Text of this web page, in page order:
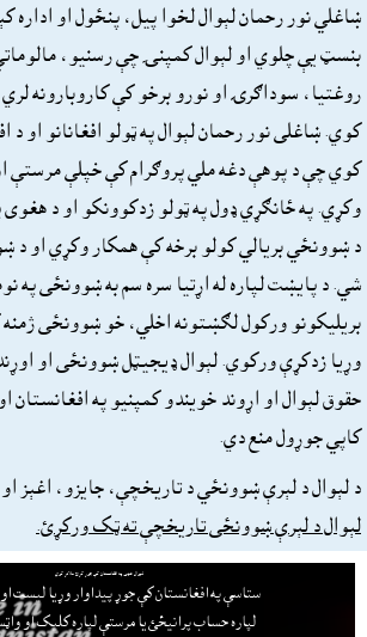
ښاغلي نور رحمان لېوال لخوا پيل، پنځول او اداره
بنسټ يې چلوي او لېوال کمپنۍ چې رسنيو،
روغتيا، سوداګرۍ او نورو برخو کې کاروبارونه
کوي. ښاغلى نور رحمان لېوال په ټولو افغانانو او د
کوي چې د پوهې دغه ملي پروګرام کې خپلې مرستې
وکړي. په ځانګړي ډول په ټولو زدکوونکو او د هغوى
د ښوونځي بريالي کولو برخه کې همکار وکړي او د
شي. د پايښت لپاره له اړتيا سره سم به ښوونځى په
بريليکونو ورکول لګښتونه اخلي، خو ښوونځى ژمنه
وړيا زدکړې ورکوي. لېوال ډيجيټل ښوونځى او
حقوق لېوال او اړوند خويندو کمپنيو په افغانستان
کاپي جوړول منع دي.
د لېوال د لېرې ښوونځي د تاريخچې، جايزو، اغېز او
لېوال د لېرې ښوونځى تاريخچې ته ټک ورکړئ.
لېوال هټۍ په افغانستان کې جوړ کړئ ملاتړ کوي
ستاسې په افغانستان کې جوړ پيداوار وړيا ليست
لپاره حساب پرانيځئ يا مرستې لپاره کليک او